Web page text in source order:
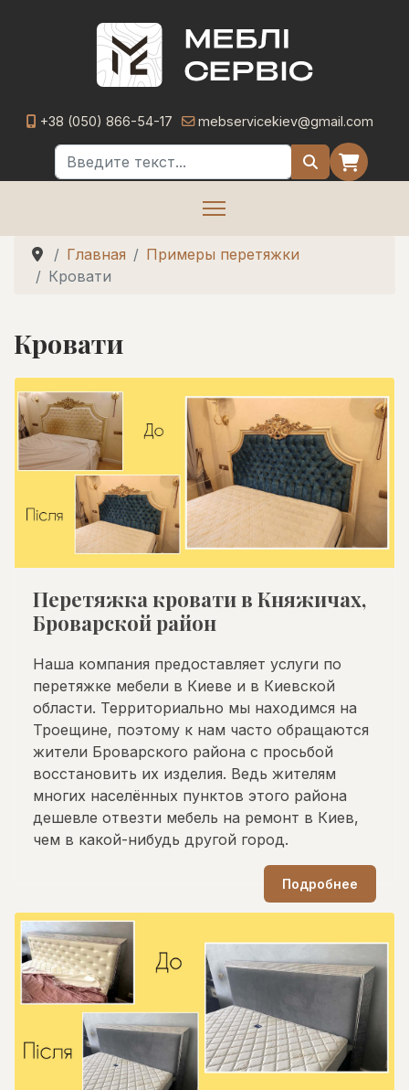
+38 (050) 866-54-17 mebservicekiev@gmail.com
Поиск
Главная
Примеры перетяжки
Кровати
Кровати
Перетяжка кровати в Княжичах,
Броварской район
Наша компания предоставляет услуги по
перетяжке мебели в Киеве и в Киевской
области. Территориально мы находимся на
Троещине, поэтому к нам часто обращаются
жители Броварского района с просьбой
восстановить их изделия. Ведь жителям
многих населённых пунктов этого района
дешевле отвезти мебель на ремонт в Киев,
чем в какой-нибудь другой город.
Подробнее